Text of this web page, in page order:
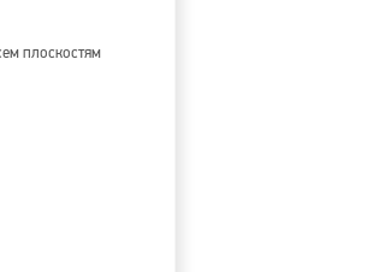
плоскостям